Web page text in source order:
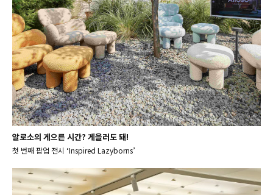
알로소의 게으른 시간? 게을러도 돼!
첫 번째 팝업 전시 ‘Inspired Lazyborns’